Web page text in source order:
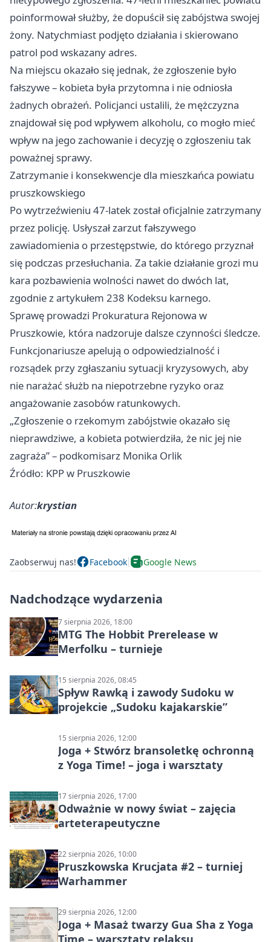
poinformował służby, że dopuścił się zabójstwa swojej
żony. Natychmiast podjęto działania i skierowano
patrol pod wskazany adres.
Na miejscu okazało się jednak, że zgłoszenie było
fałszywe – kobieta była przytomna i nie odniosła
żadnych obrażeń. Policjanci ustalili, że mężczyzna
znajdował się pod wpływem alkoholu, co mogło mieć
wpływ na jego zachowanie i decyzję o zgłoszeniu tak
poważnej sprawy.
Zatrzymanie i konsekwencje dla mieszkańca powiatu
pruszkowskiego
Po wytrzeźwieniu 47-latek został oficjalnie zatrzymany
przez policję. Usłyszał zarzut fałszywego
zawiadomienia o przestępstwie, do którego przyznał
się podczas przesłuchania. Za takie działanie grozi mu
kara pozbawienia wolności nawet do dwóch lat,
zgodnie z artykułem 238 Kodeksu karnego.
Sprawę prowadzi Prokuratura Rejonowa w
Pruszkowie, która nadzoruje dalsze czynności śledcze.
Funkcjonariusze apelują o odpowiedzialność i
rozsądek przy zgłaszaniu sytuacji kryzysowych, aby
nie narażać służb na niepotrzebne ryzyko oraz
angażowanie zasobów ratunkowych.
„Zgłoszenie o rzekomym zabójstwie okazało się
nieprawdziwe, a kobieta potwierdziła, że nic jej nie
zagraża” – podkomisarz Monika Orlik
Źródło: KPP w Pruszkowie
Autor:krystian
Zaobserwuj nas! Facebook Google News
Nadchodzące wydarzenia
7 sierpnia 2026, 18:00
MTG The Hobbit Prerelease w
Merfolku – turnieje
15 sierpnia 2026, 08:45
Spływ Rawką i zawody Sudoku w
projekcie „Sudoku kajakarskie”
15 sierpnia 2026, 12:00
Joga + Stwórz bransoletkę ochronną
z Yoga Time! – joga i warsztaty
17 sierpnia 2026, 17:00
Odważnie w nowy świat – zajęcia
arteterapeutyczne
22 sierpnia 2026, 10:00
Pruszkowska Krucjata #2 – turniej
Warhammer
29 sierpnia 2026, 12:00
Joga + Masaż twarzy Gua Sha z Yoga